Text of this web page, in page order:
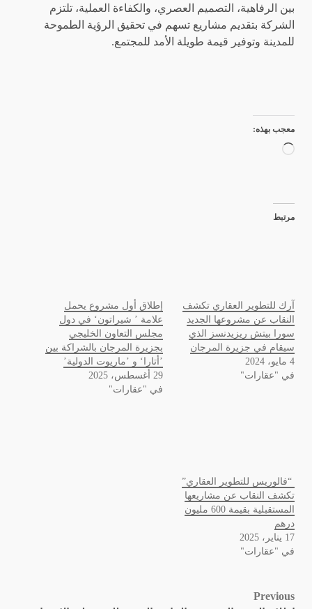
بين الرفاهية، التصميم العصري، والكفاءة العملية، تلتزم
الشركة بتقديم مشاريع تسهم في تحقيق الرؤية الطموحة
للمدينة وتوفير قيمة طويلة الأمد للمجتمع.
معجب بهذه:
جاري
مرتبط
آرك للتطوير العقاري تكشف
النقاب عن مشروعها الجديد
سورا بيتش ريزيدنسز الذي
سيقام في جزيرة المرجان
4 مايو، 2024
في "عقارات"
إطلاق أول مشروع يحمل
علامة ’ شيراتون‘ في دول
مجلس التعاون الخليجي
بجزيرة المرجان بالشراكة بين
’أتارا‘ و ’ماريوت الدولية’
29 أغسطس، 2025
في "عقارات"
“فالوريس للتطوير العقاري”
تكشف النقاب عن مشاريعها
المستقبلية بقيمة 600 مليون
درهم
17 يناير، 2025
في "عقارات"
Post
Previous